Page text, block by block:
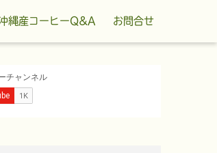
縄産コーヒーQ&A お問合せ